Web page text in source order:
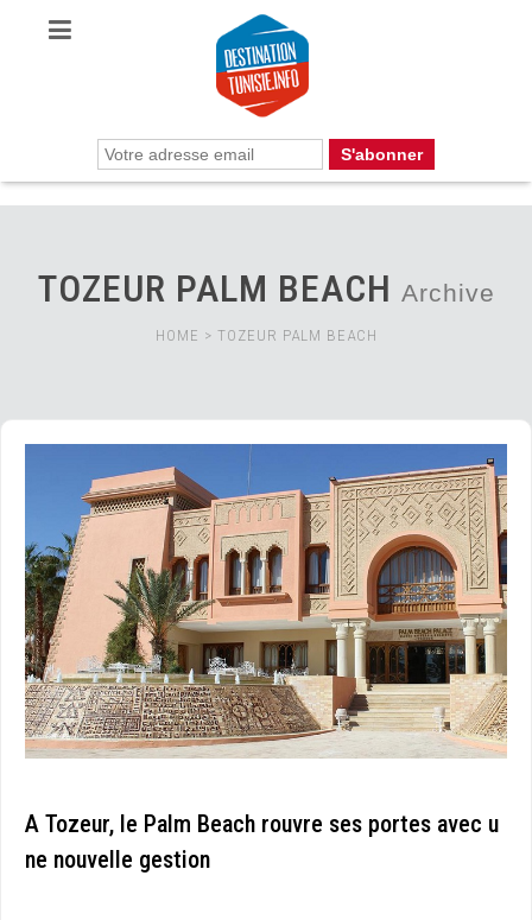
TOZEUR PALM BEACH Archive
HOME > TOZEUR PALM BEACH
A Tozeur, le Palm Beach rouvre ses portes avec u
ne nouvelle gestion